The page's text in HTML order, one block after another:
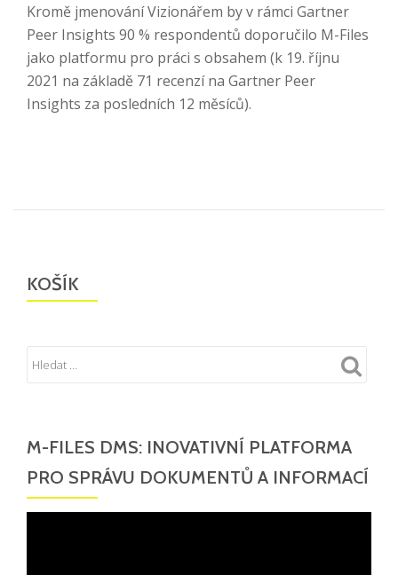
Kromě jmenování Vizionářem by v rámci Gartner
Peer Insights 90 % respondentů doporučilo M-Files
jako platformu pro práci s obsahem (k 19. říjnu
2021 na základě 71 recenzí na Gartner Peer
Insights za posledních 12 měsíců).
KOŠÍK
M-FILES DMS: INOVATIVNÍ PLATFORMA
PRO SPRÁVU DOKUMENTŮ A INFORMACÍ